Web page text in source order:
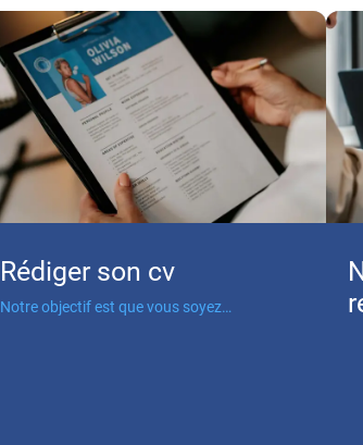
Rédiger son cv
Notre objectif est que vous soyez